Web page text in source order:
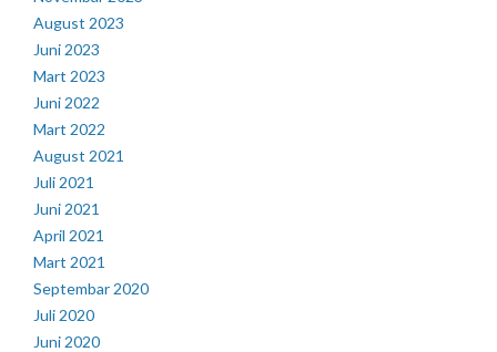
August 2023
Juni 2023
Mart 2023
Juni 2022
Mart 2022
August 2021
Juli 2021
Juni 2021
April 2021
Mart 2021
Septembar 2020
Juli 2020
Juni 2020